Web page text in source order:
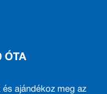
ÓTA
ajándékoz meg az